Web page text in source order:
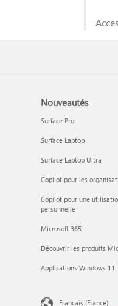
Nouveautés
Surface Pro
Surface Laptop
Surface Laptop Ultra
Copilot pour les
Copilot pour une
personnelle
Microsoft 365
Découvrir les produits
Applications Windows 11
Français (France)